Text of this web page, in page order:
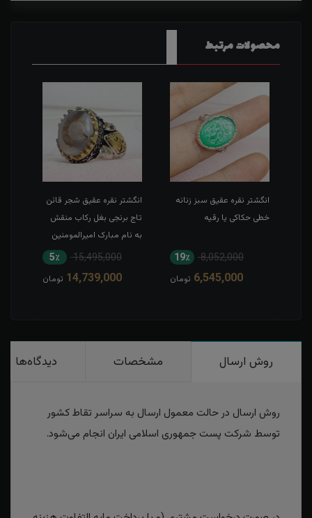
محصولات مرتبط
انگشتر نقره عقیق سبز زنانه
خطی حکاکی یا رقیه
8,052,000 19٪
6,545,000 تومان
انگشتر نقره عقیق شجر قائن
تاج برنجی بغل رکاب منقش
به نام مبارک امیرالمومنین
15,495,000 5٪
14,739,000 تومان
روش ارسال مشخصات دیدگاه‌ها
روش ارسال در حالت معمول ارسال به سراسر تقاط کشور
توسط شرکت پست جمهوری اسلامی ایران انجام می‌شود.